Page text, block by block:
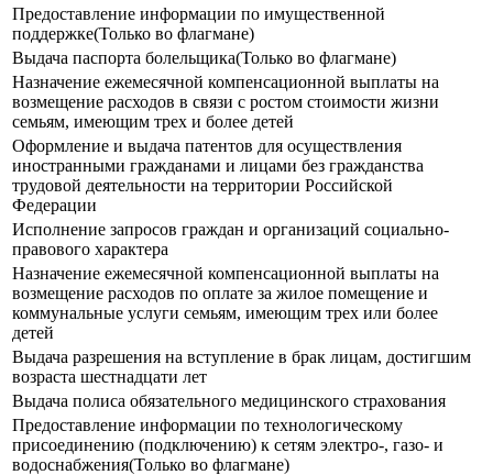
Предоставление информации по имущественной
поддержке(Только во флагмане)
Выдача паспорта болельщика(Только во флагмане)
Назначение ежемесячной компенсационной выплаты на
возмещение расходов в связи с ростом стоимости жизни
семьям, имеющим трех и более детей
Оформление и выдача патентов для осуществления
иностранными гражданами и лицами без гражданства
трудовой деятельности на территории Российской
Федерации
Исполнение запросов граждан и организаций социально-
правового характера
Назначение ежемесячной компенсационной выплаты на
возмещение расходов по оплате за жилое помещение и
коммунальные услуги семьям, имеющим трех или более
детей
Выдача разрешения на вступление в брак лицам, достигшим
возраста шестнадцати лет
Выдача полиса обязательного медицинского страхования
Предоставление информации по технологическому
присоединению (подключению) к сетям электро-, газо- и
водоснабжения(Только во флагмане)